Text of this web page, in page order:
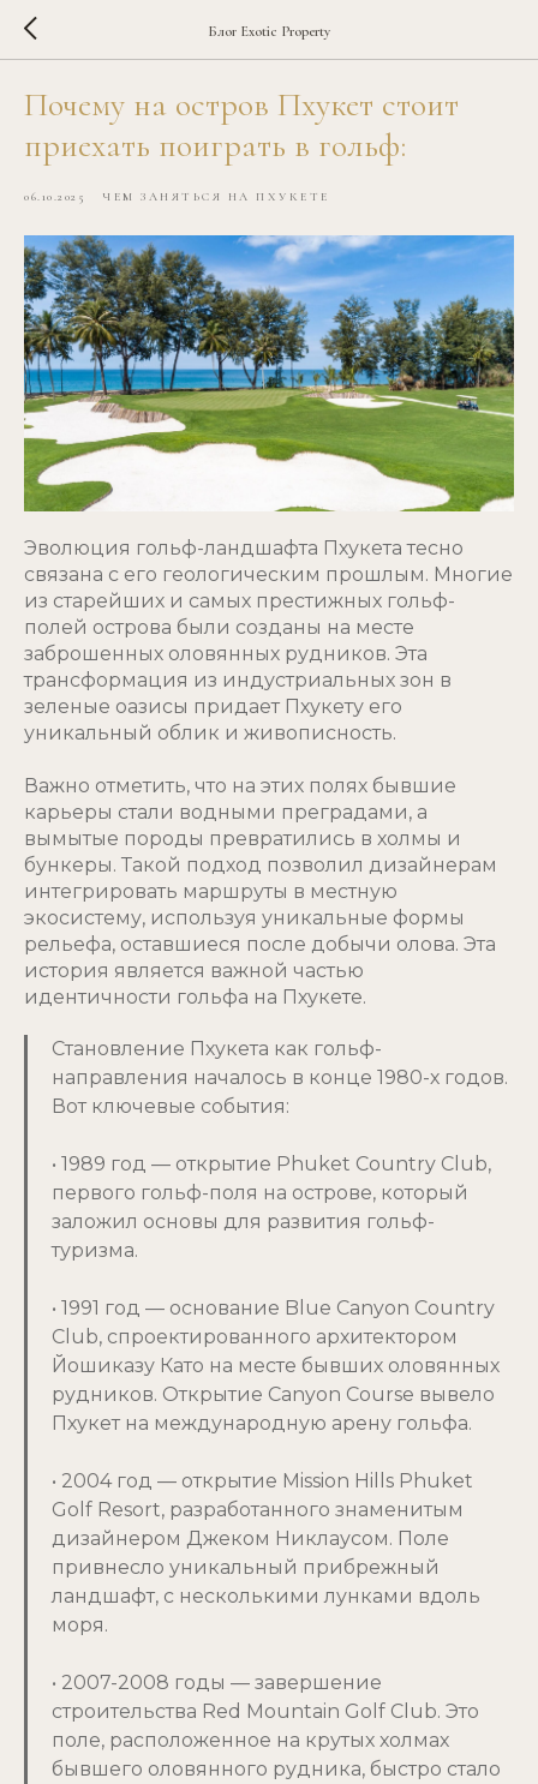
Блог Exotic Property
Почему на остров Пхукет стоит
приехать поиграть в гольф:
06.10.2025 ЧЕМ ЗАНЯТЬСЯ НА ПХУКЕТЕ
Эволюция гольф-ландшафта Пхукета тесно
связана с его геологическим прошлым. Многие
из старейших и самых престижных гольф-
полей острова были созданы на месте
заброшенных оловянных рудников. Эта
трансформация из индустриальных зон в
зеленые оазисы придает Пхукету его
уникальный облик и живописность.
Важно отметить, что на этих полях бывшие
карьеры стали водными преградами, а
вымытые породы превратились в холмы и
бункеры. Такой подход позволил дизайнерам
интегрировать маршруты в местную
экосистему, используя уникальные формы
рельефа, оставшиеся после добычи олова. Эта
история является важной частью
идентичности гольфа на Пхукете.
Становление Пхукета как гольф-
направления началось в конце 1980-х годов.
Вот ключевые события:
• 1989 год — открытие Phuket Country Club,
первого гольф-поля на острове, который
заложил основы для развития гольф-
туризма.
• 1991 год — основание Blue Canyon Country
Club, спроектированного архитектором
Йошиказу Като на месте бывших оловянных
рудников. Открытие Canyon Course вывело
Пхукет на международную арену гольфа.
• 2004 год — открытие Mission Hills Phuket
Golf Resort, разработанного знаменитым
дизайнером Джеком Никлаусом. Поле
привнесло уникальный прибрежный
ландшафт, с несколькими лунками вдоль
моря.
• 2007-2008 годы — завершение
строительства Red Mountain Golf Club. Это
поле, расположенное на крутых холмах
бывшего оловянного рудника, быстро стало